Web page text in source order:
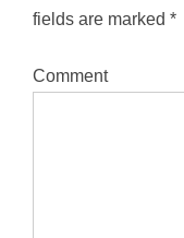
fields are marked *
Comment